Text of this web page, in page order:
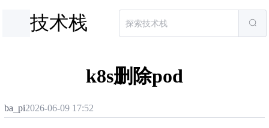
技术栈
k8s删除pod
ba_pi2026-06-09 17:52